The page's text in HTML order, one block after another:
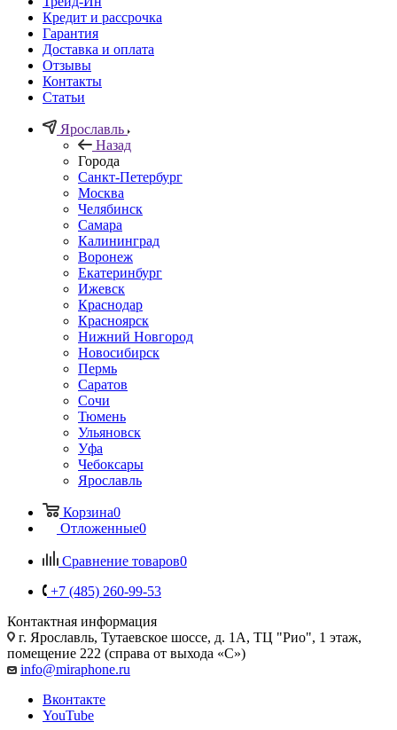
Кредит и рассрочка
Гарантия
Доставка и оплата
Отзывы
Контакты
Статьи
Ярославль
Назад
Города
Санкт-Петербург
Москва
Челябинск
Самара
Калининград
Воронеж
Екатеринбург
Ижевск
Краснодар
Красноярск
Нижний Новгород
Новосибирск
Пермь
Саратов
Сочи
Тюмень
Ульяновск
Уфа
Чебоксары
Ярославль
Корзина0
Отложенные0
Сравнение товаров0
+7 (485) 260-99-53
Контактная информация
г. Ярославль, Тутаевское шоссе, д. 1А, ТЦ "Рио", 1 этаж,
помещение 222 (справа от выхода «С»)
info@miraphone.ru
Вконтакте
YouTube